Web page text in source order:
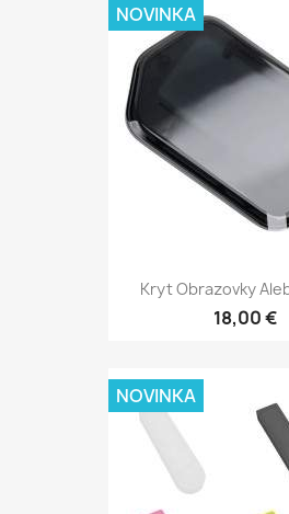
Kryt Obrazovky
18,00 €
NOVINKA
NOVINKA